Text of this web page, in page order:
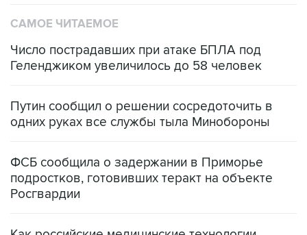
САМОЕ ЧИТАЕМОЕ
Число пострадавших при атаке БПЛА под
Геленджиком увеличилось до 58 человек
Путин сообщил о решении сосредоточить в
одних руках все службы тыла Минобороны
ФСБ сообщила о задержании в Приморье
подростков, готовивших теракт на объекте
Росгвардии